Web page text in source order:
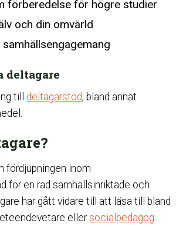
förberedelse för högre studier
och din omvärld
deltagare
till deltagarstöd, bland annat
fördjupningen inom
för en rad samhällsinriktade och
har gått vidare till att läsa till bland
ellersocialpedagog